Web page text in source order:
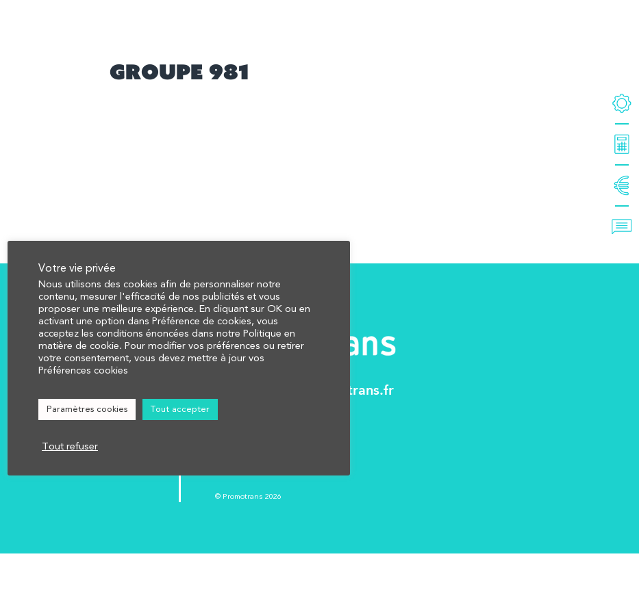
Groupe 981
COMPRENDRE
CALCULER
AFFECTER
NOUS CONTACTER
Mentions légales
www.campus-promotrans.fr
© Promotrans 2026
Votre vie privée
Nous utilisons des cookies afin de personnaliser notre
contenu, mesurer l'efficacité de nos publicités et vous
proposer une meilleure expérience. En cliquant sur OK ou en
activant une option dans Préférence de cookies, vous
acceptez les conditions énoncées dans notre Politique en
matière de cookie. Pour modifier vos préférences ou retirer
votre consentement, vous devez mettre à jour vos
Préférences cookies
Paramètres cookies Tout accepter
Tout refuser